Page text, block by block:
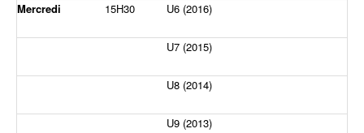
Mercredi 15H30 U6 (2016)
U7 (2015)
U8 (2014)
U9 (2013)